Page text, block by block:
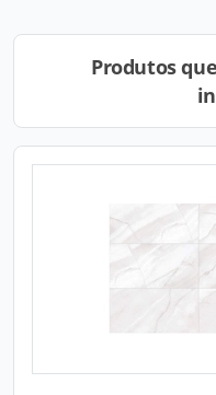
Produtos